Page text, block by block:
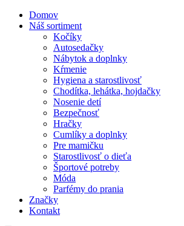
Domov
Náš sortiment
Kočíky
Autosedačky
Nábytok a doplnky
Kŕmenie
Hygiena a starostlivosť
Chodítka, lehátka, hojdačky
Nosenie detí
Bezpečnosť
Hračky
Cumlíky a doplnky
Pre mamičku
Starostlivosť o dieťa
Športové potreby
Móda
Parfémy do prania
Značky
Kontakt